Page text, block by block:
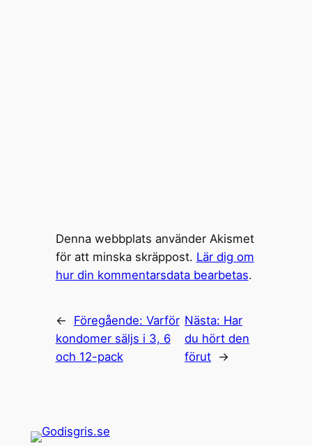
Denna webbplats använder Akismet
för att minska skräppost. Lär dig om
hur din kommentarsdata bearbetas.
← Föregående: Varför
kondomer säljs i 3, 6
och 12-pack
Nästa: Har
du hört den
förut →